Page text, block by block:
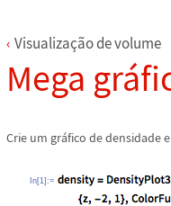
Visualização de volume
Mega grá
Crie um gráfico de densidade
In[1]:=